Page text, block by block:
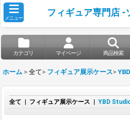
メニュー
フィギュア専門店 -
カテゴリ マイページ 商品検索
ホーム > 全て> フィギュア展示ケース>
全て フィギュア展示ケース YBD